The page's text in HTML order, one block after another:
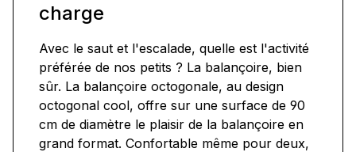
charge
Avec le saut et l'escalade, quelle est l'activité
préférée de nos petits ? La balançoire, bien
sûr. La balançoire octogonale, au design
octogonal cool, offre sur une surface de 90
cm de diamètre le plaisir de la balançoire en
grand format. Confortable même pour deux,